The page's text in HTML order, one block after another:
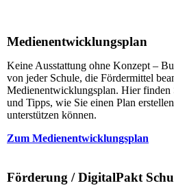
Medienentwicklungsplan
Keine Ausstattung ohne Konzept –
von jeder Schule, die Fördermittel
Medienentwicklungsplan. Hier
und Tipps, wie Sie einen Plan
unterstützen können.
Zum Medienentwicklungsplan
Förderung / DigitalPakt